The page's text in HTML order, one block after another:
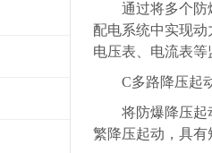
通过将多个防爆
配电系统中实现
电压表、电流表等
C多路降压起
将防爆降压起动
繁降压起动，具